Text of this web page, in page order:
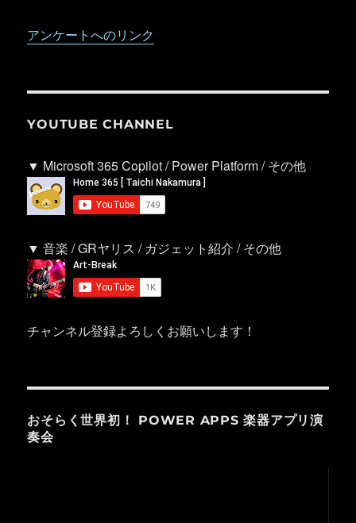
アンケートへのリンク
YOUTUBE CHANNEL
▼ Microsoft 365 Copilot / Power Platform / その他
▼ 音楽 / GRヤリス / ガジェット紹介 / その他
チャンネル登録よろしくお願いします！
おそらく世界初！ POWER APPS 楽器アプリ演
奏会